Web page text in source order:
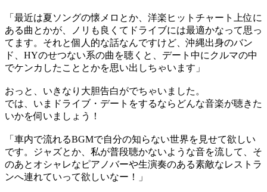
「最近は夏ソングの懐メロとか、洋楽ヒットチャート上位に
ある曲とかが、ノリも良くてドライブには最適かなって思っ
てます。それと個人的な話なんですけど、沖縄出身のバン
ド、HYのせつない系の曲を聴くと、デート中にクルマの中
でケンカしたこととかを思い出しちゃいます」
おっと、いきなり大胆告白がでちゃいました。
では、いまドライブ・デートをするならどんな音楽が聴きた
いかを伺いましょう！
「車内で流れるBGMで自分の知らない世界を見せて欲しい
です。ジャズとか、私が普段聴かないような音を流して、そ
のあとオシャレなピアノバーや生演奏のある素敵なレストラ
ンへ連れていって欲しいなー！」